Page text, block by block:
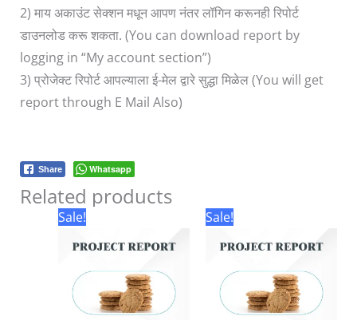
2) माय अकाउंट सेक्शन मधून आपण नंतर लॉगिन करूनही रिपोर्ट
डाउनलोड करू शकता. (You can download report by
logging in “My account section”)
3) प्रोजेक्ट रिपोर्ट आपल्याला ई-मेल द्वारे सुद्धा मिळेल (You will get
report through E Mail Also)
Share Whatsapp
Related products
Sale!
was:
is:
Sale!
was:
is: